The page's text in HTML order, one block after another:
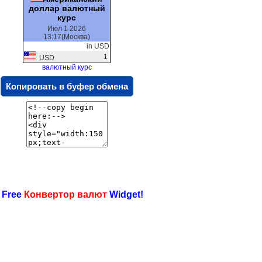
доллар валютный
курс
Июл 1 2026
13:17(Москва)
in USD
USD
1
валютный курс
Копировать в буфер обмена
Конвертор валют Widget!